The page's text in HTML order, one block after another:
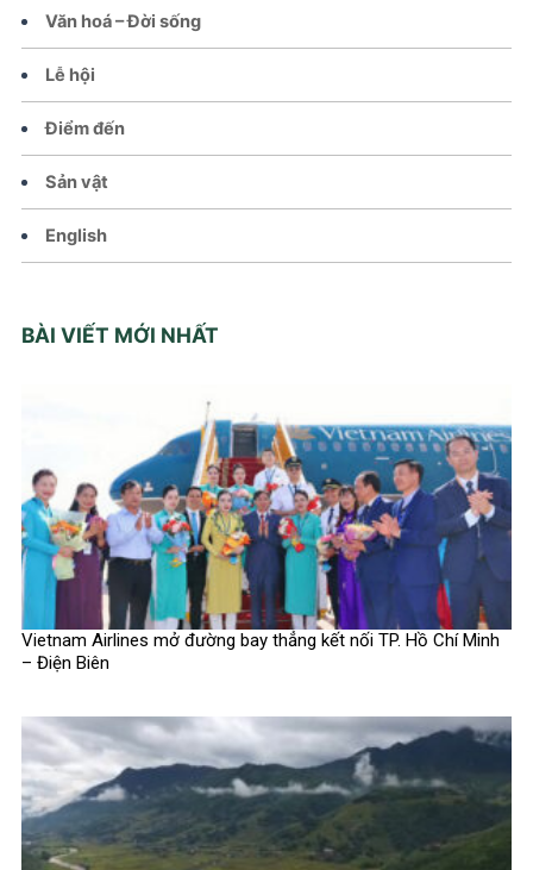
Văn hoá – Đời sống
Lễ hội
Điểm đến
Sản vật
English
BÀI VIẾT MỚI NHẤT
Vietnam Airlines mở đường bay thẳng kết nối TP. Hồ Chí Minh
– Điện Biên